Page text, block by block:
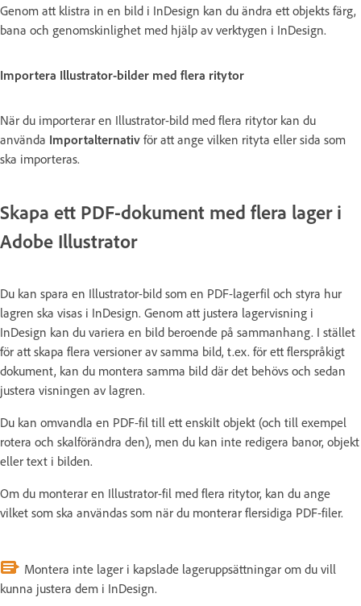
Genom att klistra in en bild i InDesign kan du ändra ett objekts färg,
bana och genomskinlighet med hjälp av verktygen i InDesign.
Importera Illustrator-bilder med flera ritytor
När du importerar en Illustrator-bild med flera ritytor kan du
använda Importalternativ för att ange vilken rityta eller sida som
ska importeras.
Skapa ett PDF-dokument med flera lager i
Adobe Illustrator
Du kan spara en Illustrator-bild som en PDF-lagerfil och styra hur
lagren ska visas i InDesign. Genom att justera lagervisning i
InDesign kan du variera en bild beroende på sammanhang. I stället
för att skapa flera versioner av samma bild, t.ex. för ett flerspråkigt
dokument, kan du montera samma bild där det behövs och sedan
justera visningen av lagren.
Du kan omvandla en PDF-fil till ett enskilt objekt (och till exempel
rotera och skalförändra den), men du kan inte redigera banor, objekt
eller text i bilden.
Om du monterar en Illustrator-fil med flera ritytor, kan du ange
vilket som ska användas som när du monterar flersidiga PDF-filer.
Montera inte lager i kapslade lageruppsättningar om du vill
kunna justera dem i InDesign.